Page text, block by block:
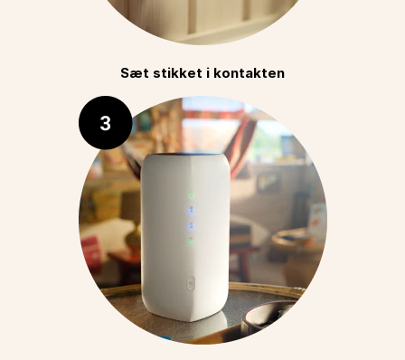
Sæt stikket i kontakten